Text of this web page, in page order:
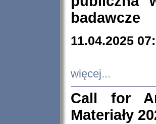
badawcze
11.04.2025
więcej...
Call for
Materiały